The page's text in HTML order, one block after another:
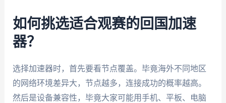
如何挑选适合观赛的回国加速
器？
选择加速器时，首先要看节点覆盖。毕竟海外不同地区
的网络环境差异大，节点越多，连接成功的概率越高。
然后是设备兼容性，毕竟大家可能用手机、平板、电脑